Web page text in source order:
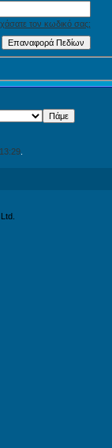
τον κωδικό σας;
13:29